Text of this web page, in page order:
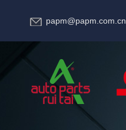
papm@papm.com.cn